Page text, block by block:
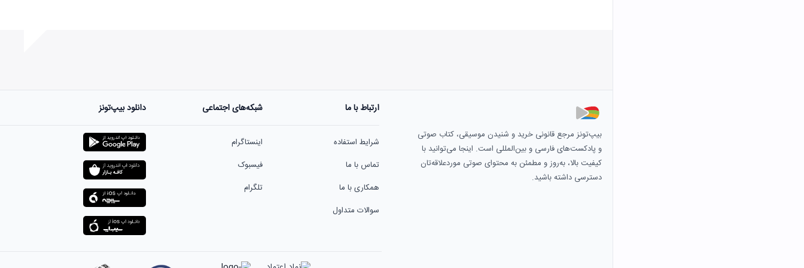
بیپ‌تونز مرجع قانونی خرید و شنیدن موسیقی، کتاب صوتی
و پادکست‌های فارسی و بین‌المللی است. اینجا می‌توانید با
کیفیت بالا، به‌روز و مطمئن به محتوای صوتی موردعلاقه‌تان
دسترسی داشته باشید.
ارتباط با ما
شرایط استفاده
تماس با ما
همکاری با ما
سوالات متداول
شبکه‌های اجتماعی
اینستاگرام
فیسبوک
تلگرام
دانلود بیپ‌تونز